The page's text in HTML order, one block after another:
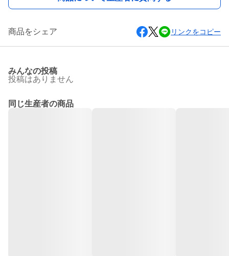
商品をシェア リンクをコピー
みんなの投稿
投稿はありません
同じ生産者の商品